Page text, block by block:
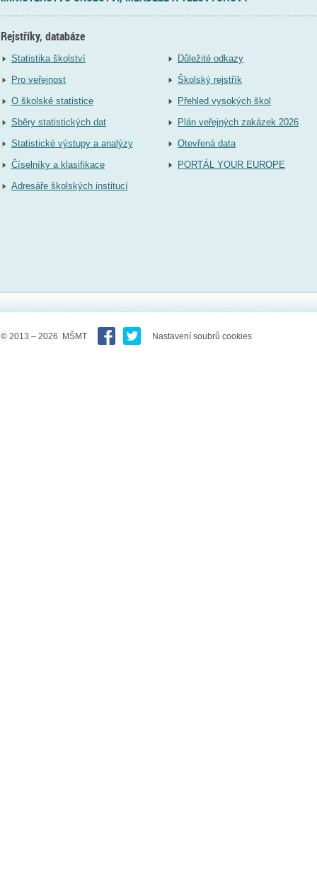
Rejstříky, databáze
Statistika školství
Pro veřejnost
O školské statistice
Sběry statistických dat
Statistické výstupy a analýzy
Číselníky a klasifikace
Adresáře školských institucí
Důležité odkazy
Školský rejstřík
Přehled vysokých škol
Plán veřejných zakázek 2026
Otevřená data
PORTÁL YOUR EUROPE
© 2013 – 2026 MŠMT Nastavení soubrů cookies